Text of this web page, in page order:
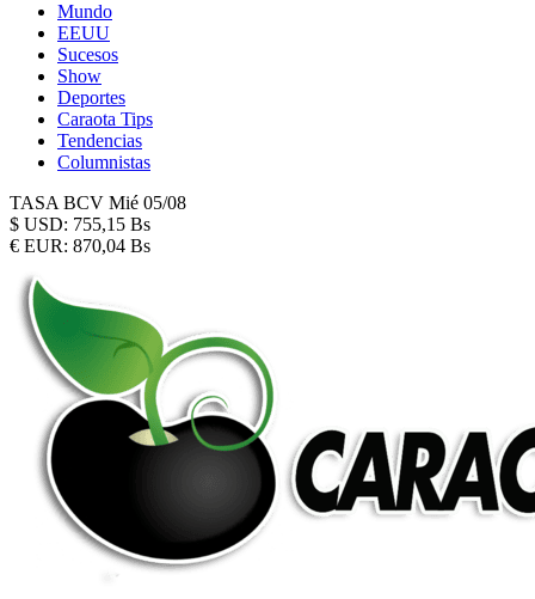
Mundo
EEUU
Sucesos
Show
Deportes
Caraota Tips
Tendencias
Columnistas
TASA BCV Mié 05/08
$ USD: 755,15 Bs
€ EUR: 870,04 Bs